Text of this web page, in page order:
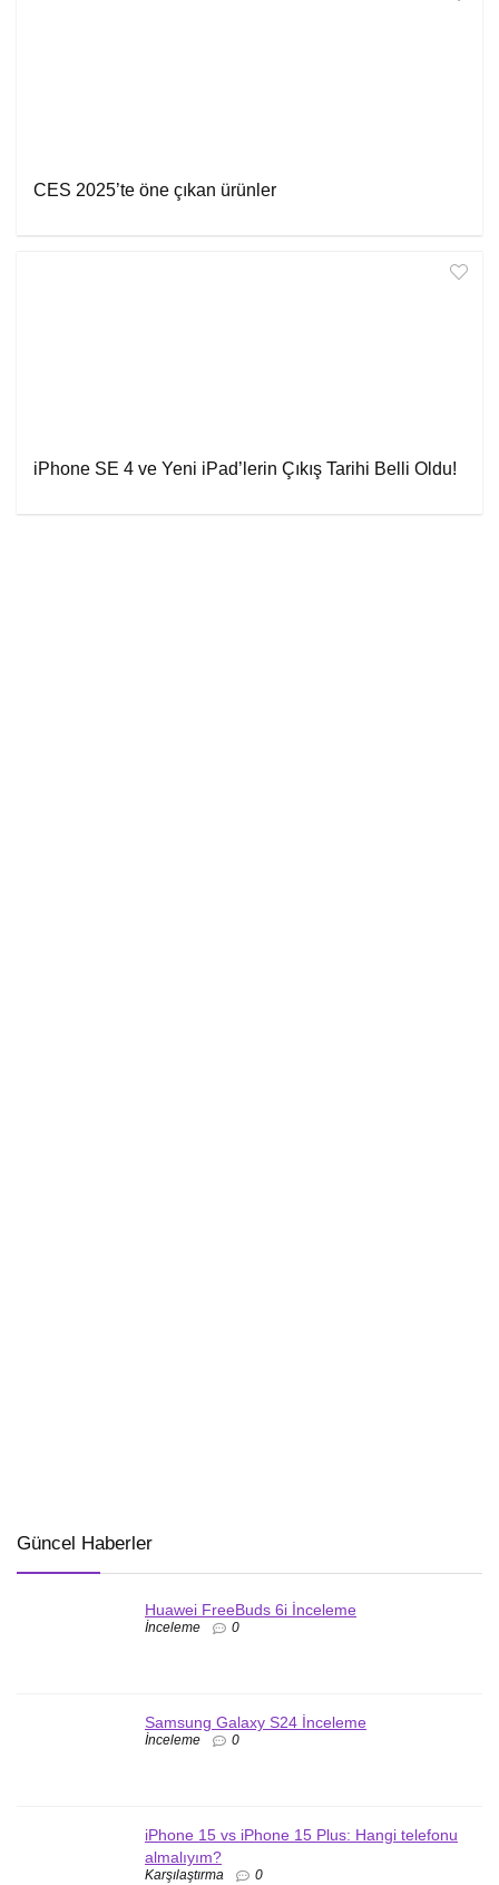
CES 2025’te öne çıkan ürünler
iPhone SE 4 ve Yeni iPad’lerin Çıkış Tarihi Belli Oldu!
Güncel Haberler
Huawei FreeBuds 6i İnceleme
İnceleme 0
Samsung Galaxy S24 İnceleme
İnceleme 0
iPhone 15 vs iPhone 15 Plus: Hangi telefonu
almalıyım?
Karşılaştırma 0